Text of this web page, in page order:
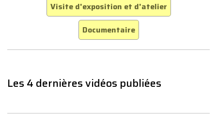
Visite d'exposition et d'atelier
Documentaire
Les 4 dernières vidéos publiées